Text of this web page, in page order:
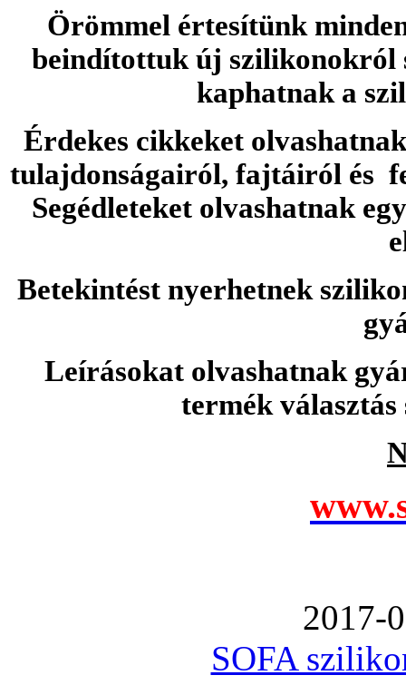
Örömmel értesítünk
beindítottuk új szilikonokról
kaphatnak a
Érdekes cikkeket
tulajdonságairól, fajtáiról és
Segédleteket olvashatnak
Betekintést nyerhetnek
Leírásokat olvashatnak
termék
2017-
SOFA